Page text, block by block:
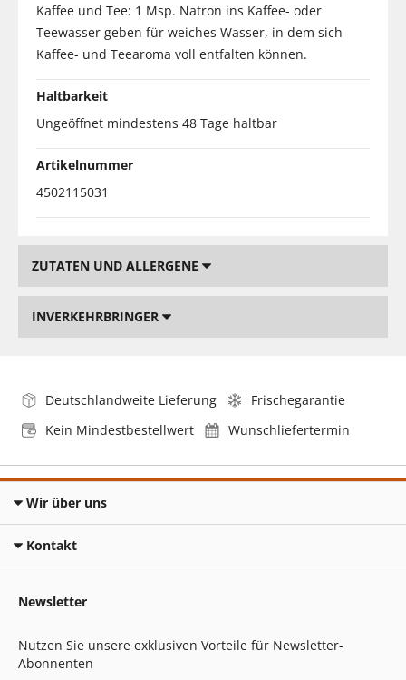
Kaffee und Tee: 1 Msp. Natron ins Kaffee- oder
Teewasser geben für weiches Wasser, in dem sich
Kaffee- und Teearoma voll entfalten können.
Haltbarkeit
Ungeöffnet mindestens 48 Tage haltbar
Artikelnummer
4502115031
ZUTATEN UND ALLERGENE
INVERKEHRBRINGER
Deutschlandweite Lieferung
Frischegarantie
Kein Mindestbestellwert
Wunschliefertermin
Wir über uns
Kontakt
Newsletter
Nutzen Sie unsere exklusiven Vorteile für Newsletter-
Abonnenten